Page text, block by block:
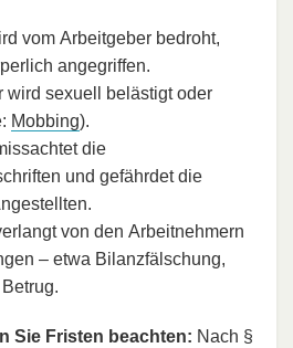
vom Arbeitgeber bedroht,
angegriffen.
wird sexuell belästigt oder
Mobbing).
die
und gefährdet die
von den Arbeitnehmern
– etwa Bilanzfälschung,
Sie Fristen beachten: Nach §